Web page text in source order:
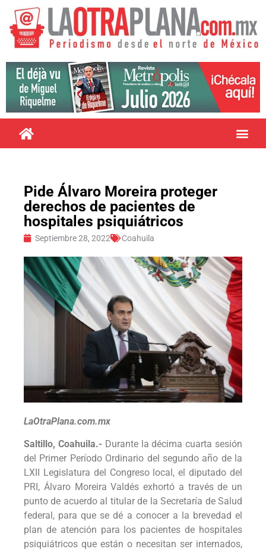
Pide Álvaro Moreira proteger
derechos de pacientes de
hospitales psiquiátricos
Septiembre 28, 2022 Coahuila
LaOtraPlana.com.mx
Saltillo, Coahuila.-Durante la décima cuarta sesión
del Primer Período Ordinario del segundo año de la
LXII Legislatura del Congreso local, el diputado del
PRI, Álvaro Moreira Valdés exhortó a través de un
punto de acuerdo al titular de la Secretaría de Salud
federal, para que se dé a conocer a la brevedad el
plan de atención para los pacientes de hospitales
psiquiátricos que están o necesitan ser internados,